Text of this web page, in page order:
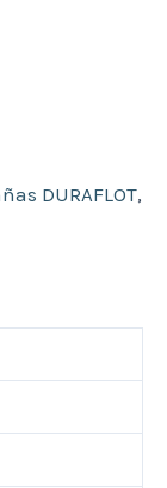
DURAFLOT,